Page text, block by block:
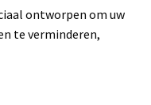
ontworpen om uw
te verminderen,